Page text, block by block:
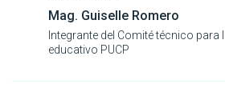
Mag. Guiselle Romero
Integrante del Comité técnico
educativo PUCP